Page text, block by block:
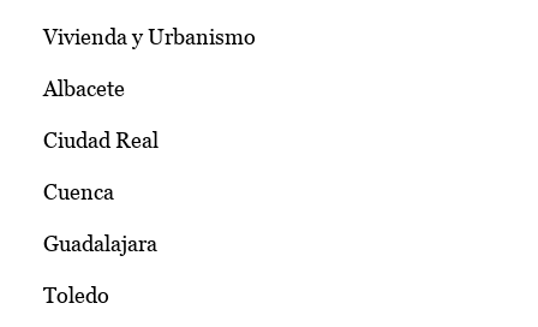
Vivienda y Urbanismo
Albacete
Ciudad Real
Cuenca
Guadalajara
Toledo